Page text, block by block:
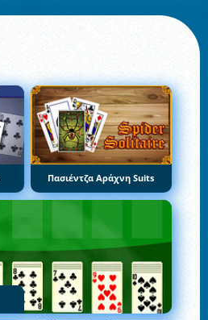
Πασιέντζα Αράχνη Suits